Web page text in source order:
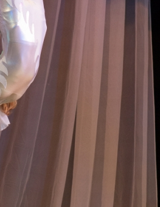
«Ровесник» Дом культуры с.
Рогожинер Светлана Георгиевна
«Шари-вари» МУ «Культурно-
руководители Отличные работники
Алёна Александровна и
Дома культуры с. Делакеу,
Отличный работник культуры
Пётр Петрович Дижмару;
Дома культуры посёлка Красное,
Отличный работник культуры
Анжела Владимировна